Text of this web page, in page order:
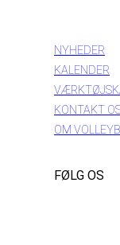
NYHEDER
KALENDER
KONTAKT
OM
FØLG OS